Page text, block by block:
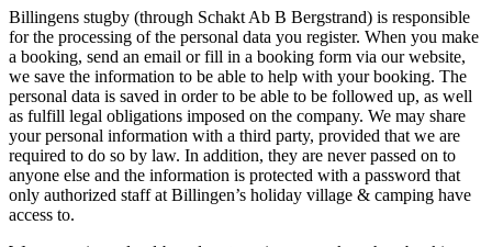
Billingens stugby (through Schakt Ab B Bergstrand) is responsible
for the processing of the personal data you register. When you make
a booking, send an email or fill in a booking form via our website,
we save the information to be able to help with your booking. The
personal data is saved in order to be able to be followed up, as well
as fulfill legal obligations imposed on the company. We may share
your personal information with a third party, provided that we are
required to do so by law. In addition, they are never passed on to
anyone else and the information is protected with a password that
only authorized staff at Billingen’s holiday village & camping have
access to.